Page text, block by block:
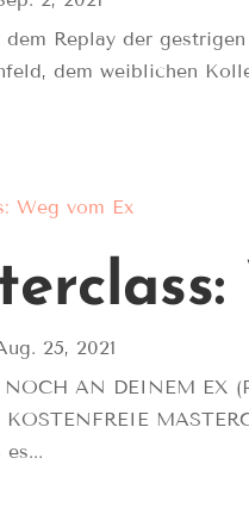
Replay der
dem weiblichen
25, 2021
AN DEINEM EX